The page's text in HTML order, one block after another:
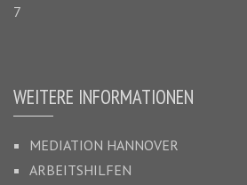
7
WEITERE INFORMATIONEN
MEDIATION HANNOVER
ARBEITSHILFEN